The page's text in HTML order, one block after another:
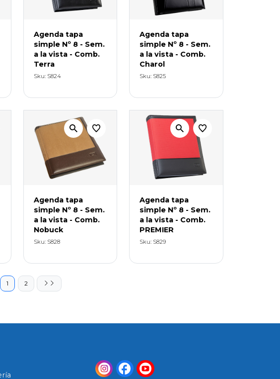
Agenda tapa
simple Nº 8 - Sem.
a la vista - Comb.
Terra
Sku: S824
Agenda tapa
simple Nº 8 - Sem.
a la vista - Comb.
Charol
Sku: S825
Agenda tapa
simple Nº 8 - Sem.
a la vista - Comb.
Nobuck
Sku: S828
Agenda tapa
simple Nº 8 - Sem.
a la vista - Comb.
PREMIER
Sku: S829
1 2